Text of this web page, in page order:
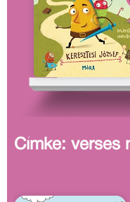
Címke: verses